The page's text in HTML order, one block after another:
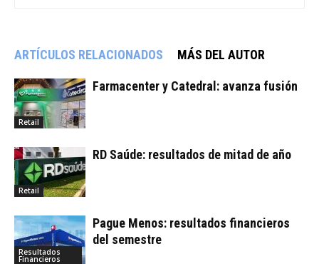
ARTÍCULOS RELACIONADOS MÁS DEL AUTOR
Retail
Farmacenter y Catedral: avanza fusión
Retail
RD Saúde: resultados de mitad de año
Resultados
Financieros
Pague Menos: resultados financieros
del semestre